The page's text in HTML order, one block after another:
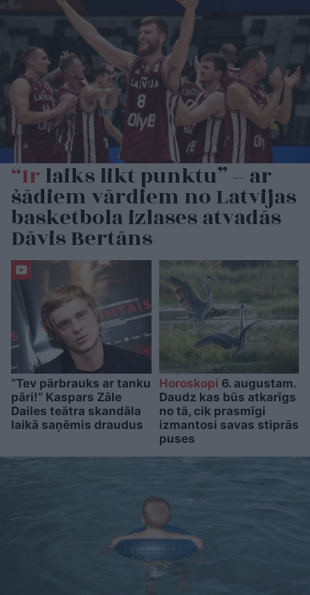
“Irlaiks likt punktu” – ar
šādiem vārdiem no Latvijas
basketbola izlases atvadās
Dāvis Bertāns
“Tev pārbrauks ar tanku
pāri!” Kaspars Zāle
Dailes teātra skandāla
laikā saņēmis draudus
Horoskopi 6. augustam.
Daudz kas būs atkarīgs
no tā, cik prasmīgi
izmantosi savas stiprās
puses